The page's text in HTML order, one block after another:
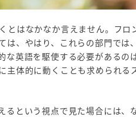
はなかなか言えません。フロ
は、やはり、これらの部門では
英語を駆使する必要があるの
体的に動くことも求められる
るという視点で見た場合には、